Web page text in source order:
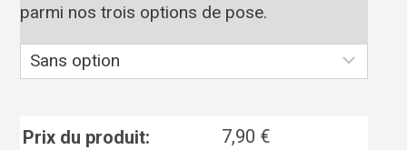
parmi nos trois options de pose.
Prix du produit: 7,90 €